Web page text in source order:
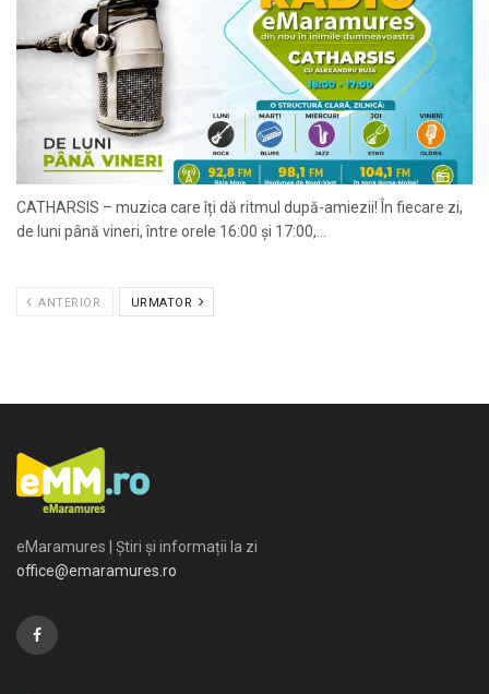
CATHARSIS – muzica care îți dă ritmul după-amiezii! În fiecare zi,
de luni până vineri, între orele 16:00 și 17:00,...
ANTERIOR URMATOR
eMaramures | Știri și informații la zi
office@emaramures.ro